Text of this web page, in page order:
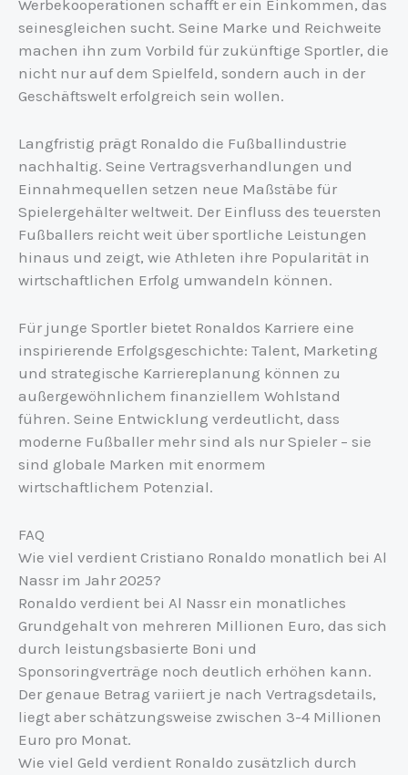
Werbekooperationen schafft er ein Einkommen, das
seinesgleichen sucht. Seine Marke und Reichweite
machen ihn zum Vorbild für zukünftige Sportler, die
nicht nur auf dem Spielfeld, sondern auch in der
Geschäftswelt erfolgreich sein wollen.
Langfristig prägt Ronaldo die Fußballindustrie
nachhaltig. Seine Vertragsverhandlungen und
Einnahmequellen setzen neue Maßstäbe für
Spielergehälter weltweit. Der Einfluss des teuersten
Fußballers reicht weit über sportliche Leistungen
hinaus und zeigt, wie Athleten ihre Popularität in
wirtschaftlichen Erfolg umwandeln können.
Für junge Sportler bietet Ronaldos Karriere eine
inspirierende Erfolgsgeschichte: Talent, Marketing
und strategische Karriereplanung können zu
außergewöhnlichem finanziellem Wohlstand
führen. Seine Entwicklung verdeutlicht, dass
moderne Fußballer mehr sind als nur Spieler – sie
sind globale Marken mit enormem
wirtschaftlichem Potenzial.
FAQ
Wie viel verdient Cristiano Ronaldo monatlich bei Al
Nassr im Jahr 2025?
Ronaldo verdient bei Al Nassr ein monatliches
Grundgehalt von mehreren Millionen Euro, das sich
durch leistungsbasierte Boni und
Sponsoringverträge noch deutlich erhöhen kann.
Der genaue Betrag variiert je nach Vertragsdetails,
liegt aber schätzungsweise zwischen 3-4 Millionen
Euro pro Monat.
Wie viel Geld verdient Ronaldo zusätzlich durch